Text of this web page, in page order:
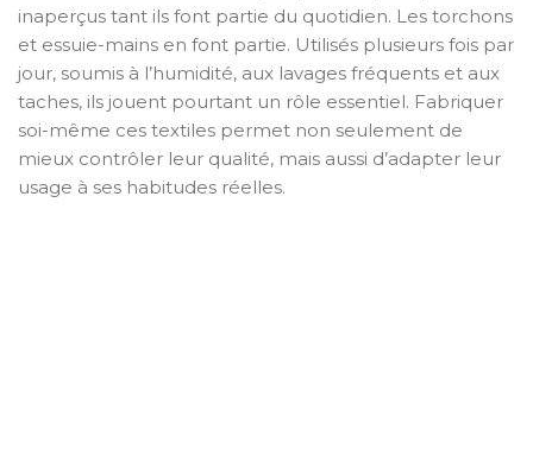
inaperçus tant ils font partie du quotidien. Les torchons
et essuie-mains en font partie. Utilisés plusieurs fois par
jour, soumis à l’humidité, aux lavages fréquents et aux
taches, ils jouent pourtant un rôle essentiel. Fabriquer
soi-même ces textiles permet non seulement de
mieux contrôler leur qualité, mais aussi d’adapter leur
usage à ses habitudes réelles.